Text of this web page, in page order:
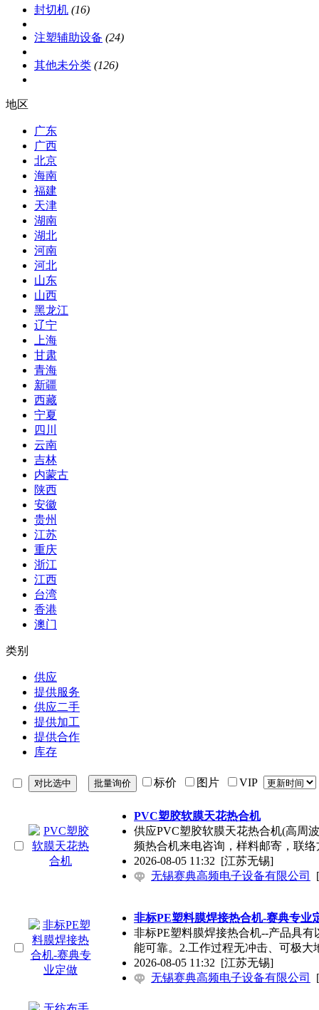
封切机 (16)
注塑辅助设备 (24)
其他未分类 (126)
地区
广东
广西
北京
海南
福建
天津
湖南
湖北
河南
河北
山东
山西
黑龙江
辽宁
上海
甘肃
青海
新疆
西藏
宁夏
四川
云南
吉林
内蒙古
陕西
安徽
贵州
江苏
重庆
浙江
江西
台湾
香港
澳门
类别
供应
提供服务
供应二手
提供加工
提供合作
库存
标价 图片 VIP
PVC塑胶软膜天花热合机
供应PVC塑胶软膜天花热合机(高周
频热合机来电咨询，样料邮寄，联络
2026-08-05 11:32 [江苏无锡]
无锡赛典高频电子设备有限公司
非标PE塑料膜焊接热合机-赛典专业
非标PE塑料膜焊接热合机--产品具
能可靠。2.工作过程无冲击、可极大
2026-08-05 11:32 [江苏无锡]
无锡赛典高频电子设备有限公司